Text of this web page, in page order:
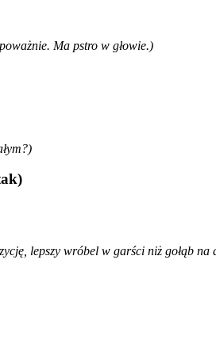
Ma pstro w głowie.)
lepszy wróbel w garści niż gołąb na